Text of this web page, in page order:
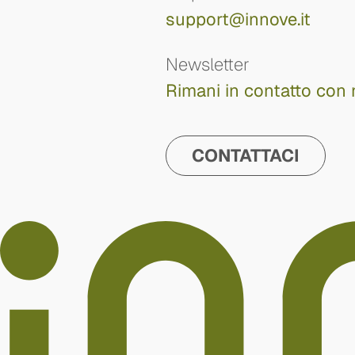
support@innove.it
Newsletter
Rimani in contatto con
CONTATTACI